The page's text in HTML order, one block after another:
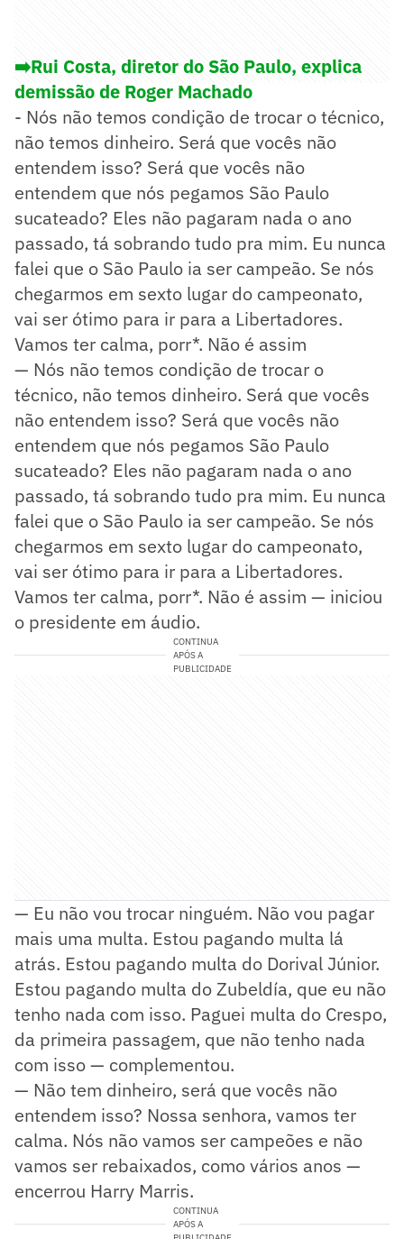
➡️Rui Costa, diretor do São Paulo, explica
demissão de Roger Machado
- Nós não temos condição de trocar o técnico,
não temos dinheiro. Será que vocês não
entendem isso? Será que vocês não
entendem que nós pegamos São Paulo
sucateado? Eles não pagaram nada o ano
passado, tá sobrando tudo pra mim. Eu nunca
falei que o São Paulo ia ser campeão. Se nós
chegarmos em sexto lugar do campeonato,
vai ser ótimo para ir para a Libertadores.
Vamos ter calma, porr*. Não é assim
— Nós não temos condição de trocar o
técnico, não temos dinheiro. Será que vocês
não entendem isso? Será que vocês não
entendem que nós pegamos São Paulo
sucateado? Eles não pagaram nada o ano
passado, tá sobrando tudo pra mim. Eu nunca
falei que o São Paulo ia ser campeão. Se nós
chegarmos em sexto lugar do campeonato,
vai ser ótimo para ir para a Libertadores.
Vamos ter calma, porr*. Não é assim — iniciou
o presidente em áudio.
CONTINUA
APÓS A
PUBLICIDADE
— Eu não vou trocar ninguém. Não vou pagar
mais uma multa. Estou pagando multa lá
atrás. Estou pagando multa do Dorival Júnior.
Estou pagando multa do Zubeldía, que eu não
tenho nada com isso. Paguei multa do Crespo,
da primeira passagem, que não tenho nada
com isso — complementou.
— Não tem dinheiro, será que vocês não
entendem isso? Nossa senhora, vamos ter
calma. Nós não vamos ser campeões e não
vamos ser rebaixados, como vários anos —
encerrou Harry Marris.
CONTINUA
APÓS A